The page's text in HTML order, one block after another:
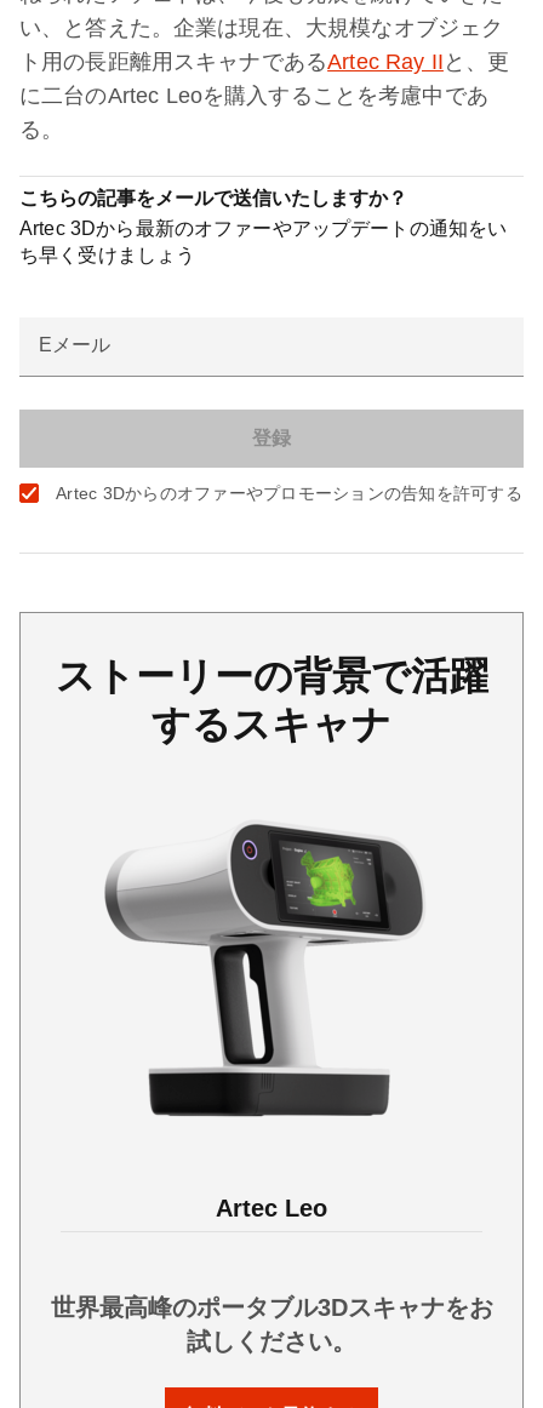
い、と答えた。企業は現在、大規模なオブジェク
ト用の長距離用スキャナであるArtec Ray II と、更
に二台のArtec Leoを購入することを考慮中であ
る。
こちらの記事をメールで送信いたしますか？
Artec 3Dから最新のオファーやアップデートの通知をい
ち早く受けましょう
Eメール
Artec 3Dからのオファーやプロモーションの告知を許可する
ストーリーの背景で活躍
するスキャナ
Artec Leo
世界最高峰のポータブル3Dスキャナをお
試しください。